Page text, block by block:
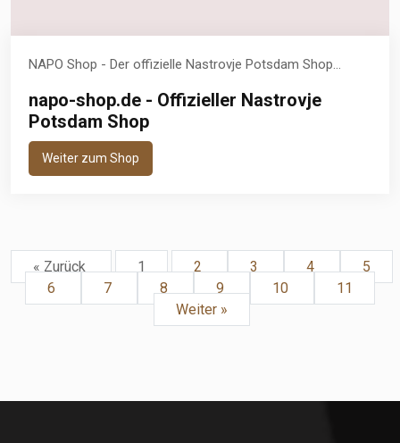
NAPO Shop - Der offizielle Nastrovje Potsdam Shop...
napo-shop.de - Offizieller Nastrovje
Potsdam Shop
Weiter zum Shop
« Zurück 1 2 3 4
5
6
7 8 9 10
11
Weiter »